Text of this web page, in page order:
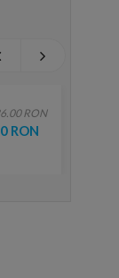
RON
RON